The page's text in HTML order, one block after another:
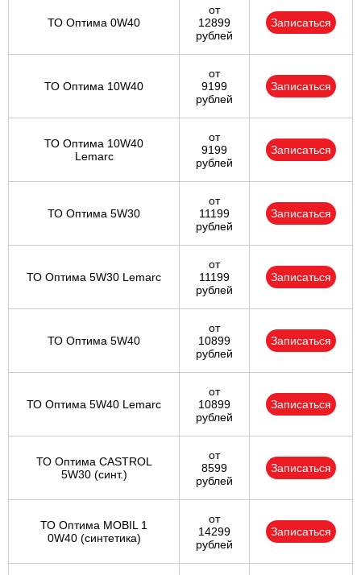
ТО Оптима 0W40
от
12899
рублей
Записаться
ТО Оптима 10W40
от
9199
рублей
Записаться
ТО Оптима 10W40
Lemarc
от
9199
рублей
Записаться
ТО Оптима 5W30
от
11199
рублей
Записаться
ТО Оптима 5W30 Lemarc
от
11199
рублей
Записаться
ТО Оптима 5W40
от
10899
рублей
Записаться
ТО Оптима 5W40 Lemarc
от
10899
рублей
Записаться
ТО Оптима CASTROL
5W30 (синт.)
от
8599
рублей
Записаться
ТО Оптима MOBIL 1
0W40 (синтетика)
от
14299
рублей
Записаться